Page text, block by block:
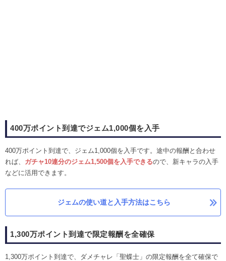
400万ポイント到達でジェム1,000個を入手
400万ポイント到達で、ジェム1,000個を入手です。途中の報酬と合わせ
れば、 ガチャ10連分のジェム1,500個を入手できるので、新キャラの入手
などに活用できます。
ジェムの使い道と入手方法はこちら
1,300万ポイント到達で限定報酬を全確保
1,300万ポイント到達で、ダメチャレ「聖蝶士」の限定報酬を全て確保で